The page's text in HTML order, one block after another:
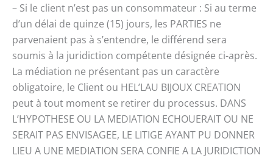
– Si le client n’est pas un consommateur : Si au terme
d’un délai de quinze (15) jours, les PARTIES ne
parvenaient pas à s’entendre, le différend sera
soumis à la juridiction compétente désignée ci-après.
La médiation ne présentant pas un caractère
obligatoire, le Client ou HEL’LAU BIJOUX CREATION
peut à tout moment se retirer du processus. DANS
L’HYPOTHESE OU LA MEDIATION ECHOUERAIT OU NE
SERAIT PAS ENVISAGEE, LE LITIGE AYANT PU DONNER
LIEU A UNE MEDIATION SERA CONFIE A LA JURIDICTION